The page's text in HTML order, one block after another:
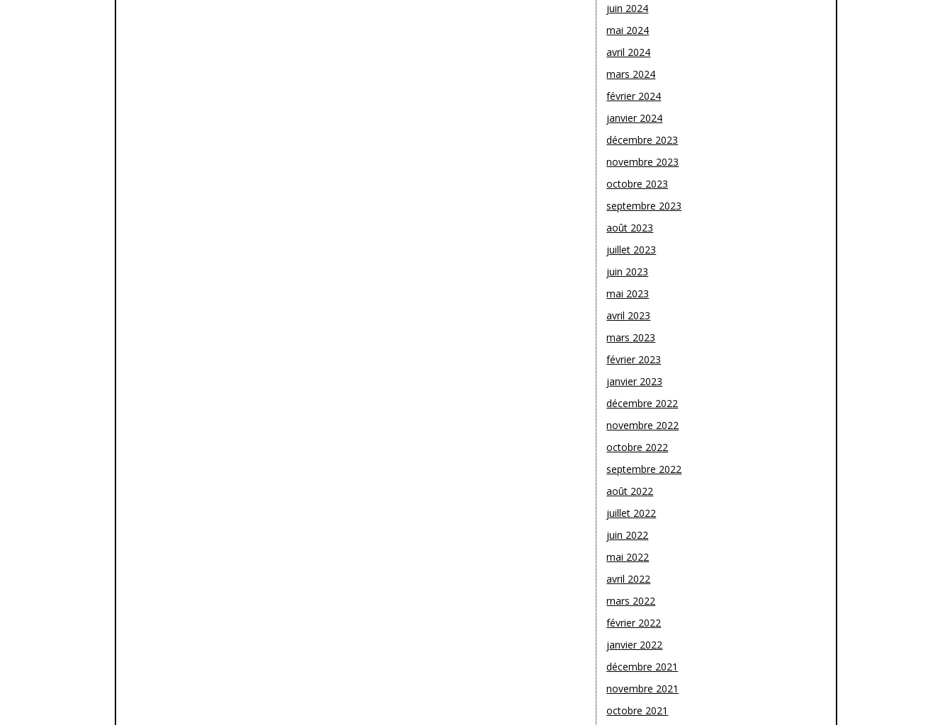
juin 2024
mai 2024
avril 2024
mars 2024
février 2024
janvier 2024
décembre 2023
novembre 2023
octobre 2023
septembre 2023
août 2023
juillet 2023
juin 2023
mai 2023
avril 2023
mars 2023
février 2023
janvier 2023
décembre 2022
novembre 2022
octobre 2022
septembre 2022
août 2022
juillet 2022
juin 2022
mai 2022
avril 2022
mars 2022
février 2022
janvier 2022
décembre 2021
novembre 2021
octobre 2021